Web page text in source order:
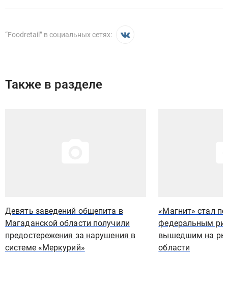
“Foodretail” в социальных сетях:
Также в разделе
Девять заведений общепита в
Магаданской области получили
предостережения за нарушения в
системе «Меркурий»
«Магнит» стал
федеральным
вышедшим на
области